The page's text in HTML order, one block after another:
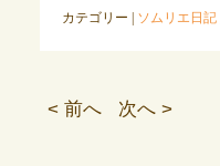
カテゴリー | ソムリエ日記,
< 前へ 次へ >